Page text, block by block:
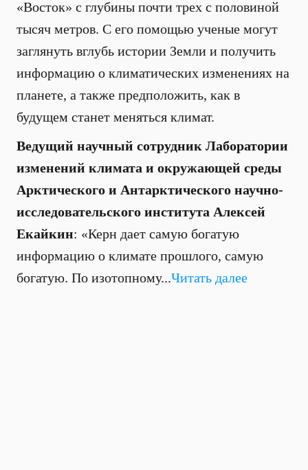
«Восток» с глубины почти трех с половиной
тысяч метров. С его помощью ученые могут
заглянуть вглубь истории Земли и получить
информацию о климатических изменениях на
планете, а также предположить, как в
будущем станет меняться климат.
Ведущий научный сотрудник Лаборатории
изменений климата и окружающей среды
Арктического и Антарктического научно-
исследовательского института Алексей
Екайкин: «Керн дает самую богатую
информацию о климате прошлого, самую
богатую. По изотопному...Читать далее